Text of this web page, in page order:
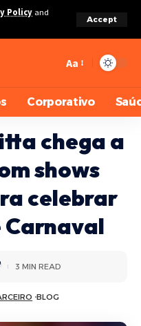
Policy and
Accept
Aa
Corporativo
chega a
shows
celebrar
Carnaval
BLOG
3 MIN READ